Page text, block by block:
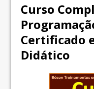
Curso
Certificado
Didático